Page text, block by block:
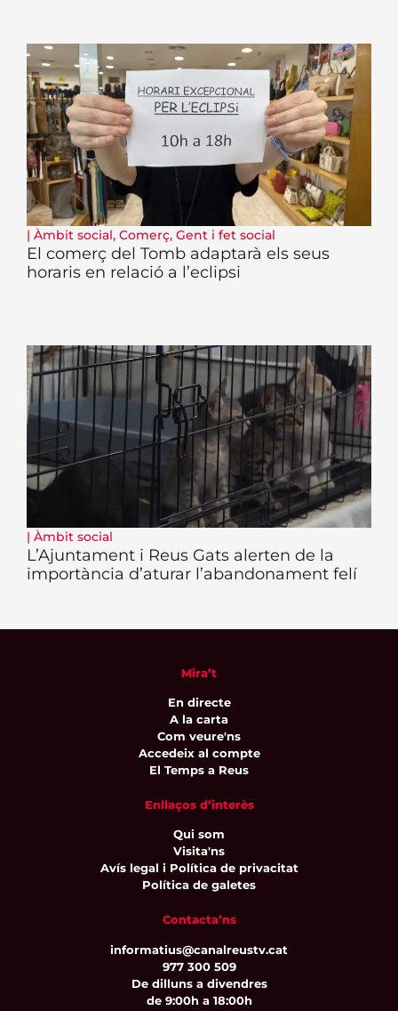
| Àmbit social, Comerç, Gent i fet social
El comerç del Tomb adaptarà els seus
horaris en relació a l’eclipsi
| Àmbit social
L’Ajuntament i Reus Gats alerten de la
importància d’aturar l’abandonament felí
Mira’t
En directe
A la carta
Com veure'ns
Accedeix al compte
El Temps a Reus
Enllaços d’interès
Qui som
Visita'ns
Avís legal i Política de privacitat
Política de galetes
Contacta’ns
informatius@canalreustv.cat
977 300 509
De dilluns a divendres
de 9:00h a 18:00h